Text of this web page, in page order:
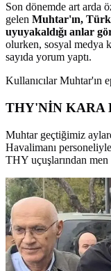
Son dönemde art arda
gelen Muhtar'ın,
uyuyakaldığı anlar
olurken, sosyal medya
sayıda yorum yaptı.
Kullanıcılar Muhtar'ın
THY'NİN KARA
Muhtar geçtiğimiz
Havalimanı
THY uçuşlarından men